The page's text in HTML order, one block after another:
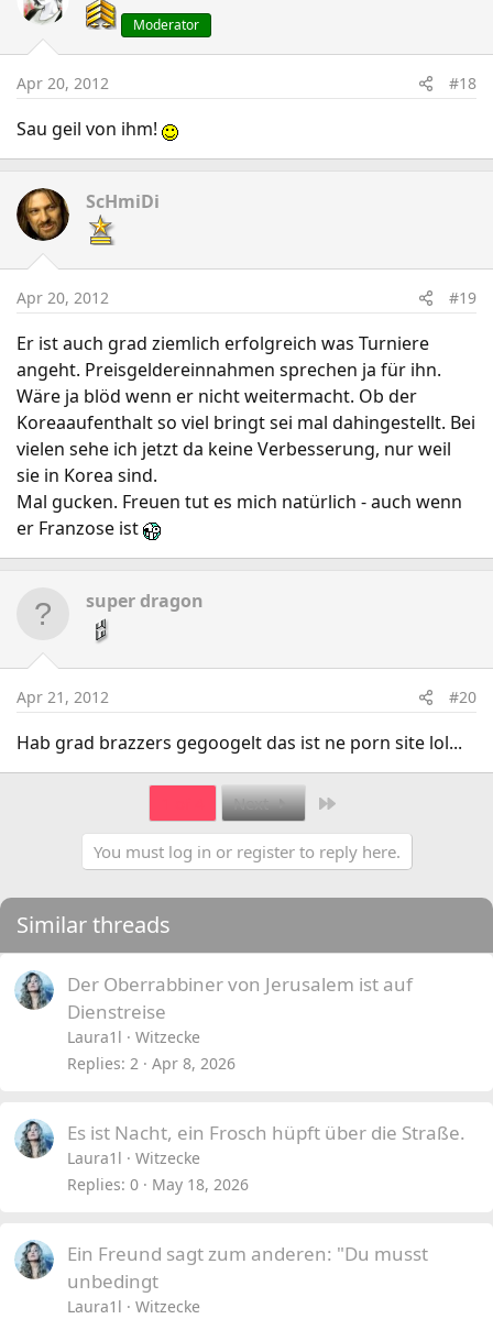
Moderator
Apr 20, 2012 #18
Sau geil von ihm!
ScHmiDi
Apr 20, 2012 #19
Er ist auch grad ziemlich erfolgreich was Turniere
angeht. Preisgeldereinnahmen sprechen ja für ihn.
Wäre ja blöd wenn er nicht weitermacht. Ob der
Koreaaufenthalt so viel bringt sei mal dahingestellt. Bei
vielen sehe ich jetzt da keine Verbesserung, nur weil
sie in Korea sind.
Mal gucken. Freuen tut es mich natürlich - auch wenn
er Franzose ist
super dragon
Apr 21, 2012 #20
Hab grad brazzers gegoogelt das ist ne porn site lol...
Next
You must log in or register to reply here.
Similar threads
Der Oberrabbiner von Jerusalem ist auf
Dienstreise
Laura1l
Witzecke
Replies 2 Apr 8, 2026
Es ist Nacht, ein Frosch hüpft über die Straße.
Laura1l
Witzecke
Replies 0 May 18, 2026
Ein Freund sagt zum anderen: "Du musst
unbedingt
Laura1l
Witzecke